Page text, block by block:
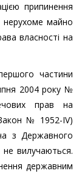
припинення
нерухоме майно
власності на
частини
2004 року №
прав на
№ 1952-IV)
з Державного
вилучаються.
державним